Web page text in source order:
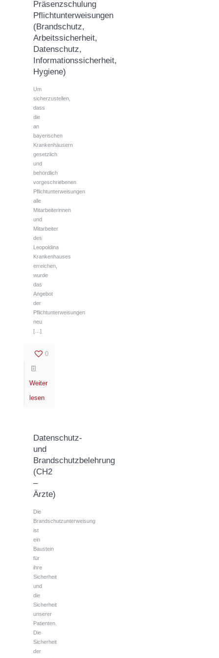
Präsenzschulung
Pflichtunterweisungen
(Brandschutz,
Arbeitssicherheit,
Datenschutz,
Informationssicherheit,
Hygiene)
Um
sicherzustellen,
dass
die
an
bayerischen
Krankenhäusern
gesetzlich
und
behördlich
vorgeschriebenen
Pflichtunterweisungen
alle
Mitarbeiterinnen
und
Mitarbeiter
des
Leopoldina
Krankenhauses
erreichen,
wurde
das
Angebot
der
Pflichtunterweisungen
neu
[…]
0
Weiter
lesen
Datenschutz-
und
Brandschutzbelehrung
(CH2
–
Ärzte)
Die
Brandschutzunterweisung
ist
ein
Baustein
für
ihre
Sicherheit
und
die
Sicherheit
unserer
Patienten.
Die
Sicherheit
der